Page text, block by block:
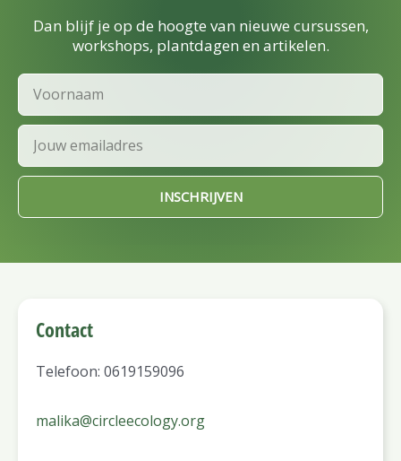
Dan blijf je op de hoogte van nieuwe cursussen,
workshops, plantdagen en artikelen.
Voornaam
Email
INSCHRIJVEN
Contact
Telefoon: 0619159096
malika@circleecology.org